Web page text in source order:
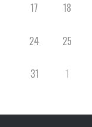
17 18
24 25
31 1